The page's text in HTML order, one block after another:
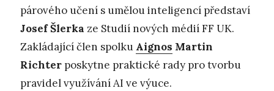
párového učení s umělou inteligencí představí
Josef Šlerka ze Studií nových médií FF UK.
Zakládající člen spolku Aignos Martin
Richter poskytne praktické rady pro tvorbu
pravidel využívání AI ve výuce.